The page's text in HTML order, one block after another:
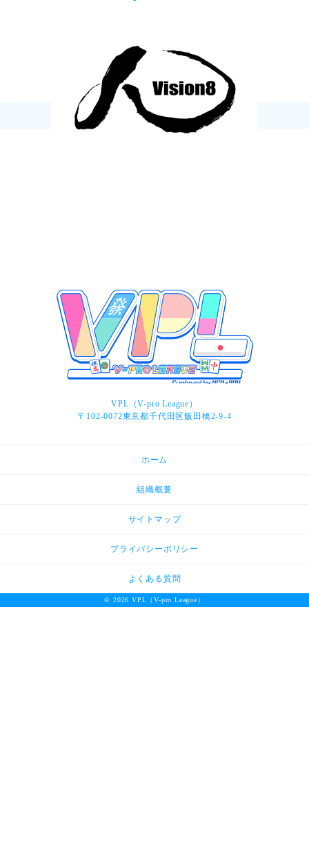
VPL（V-pro League）
〒102-0072東京都千代田区飯田橋2-9-4
ホーム
組織概要
サイトマップ
プライバシーポリシー
よくある質問
© 2026 VPL（V-pro League）